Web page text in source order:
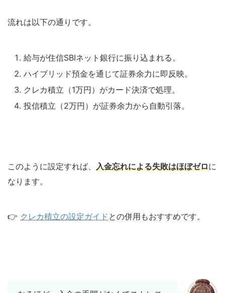
流れは以下の通りです。
給与が住信SBIネット銀行に振り込まれる。
ハイブリッド預金を通じて証券余力に即反映。
クレカ積立（1万円）がカード決済で処理。
投信積立（2万円）が証券余力から自動引落。
このように設定すれば、 入金忘れによる失敗はほぼゼロに
なります。
👉 クレカ積立の設定ガイド との併用もおすすめです。